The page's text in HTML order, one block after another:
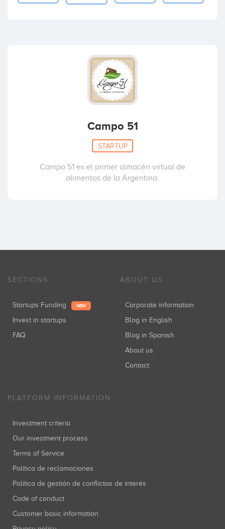
Campo 51
STARTUP
Campo 51 es el primer almacén virtual de
alimentos de la Argentina.
SECTIONS
Startups Funding NEW
Invest in startups
FAQ
ABOUT US
Corporate information
Blog in English
Blog in Spanish
About us
Contact
PLATFORM INFORMATION
Investment criteria
Our investment process
Terms of Service
Política de reclamaciones
Política de gestión de conflictos de interés
Code of conduct
Customer basic information